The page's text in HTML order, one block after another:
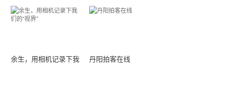
余生，用相机记录下我 丹阳拍客在线